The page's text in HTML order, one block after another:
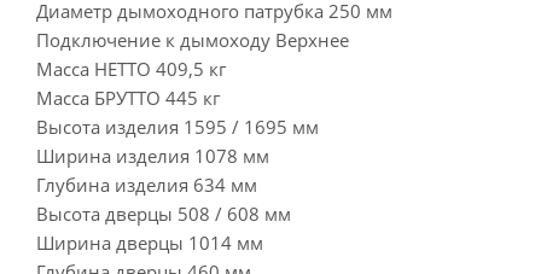
Диаметр дымоходного патрубка 250 мм
Подключение к дымоходу Верхнее
Масса НЕТТО 409,5 кг
Масса БРУТТО 445 кг
Высота изделия 1595 / 1695 мм
Ширина изделия 1078 мм
Глубина изделия 634 мм
Высота дверцы 508 / 608 мм
Ширина дверцы 1014 мм